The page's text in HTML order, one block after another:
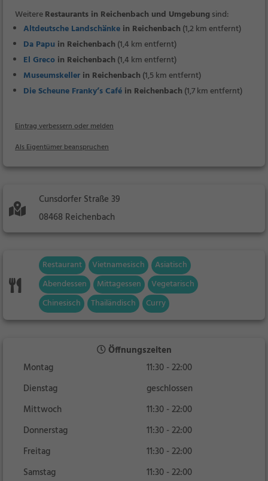
WeitereRestaurants in Reichenbach und Umgebungsind:
Altdeutsche Landschänke in Reichenbach (1,2 km entfernt)
Da Papu in Reichenbach (1,4 km entfernt)
El Greco in Reichenbach (1,4 km entfernt)
Museumskeller in Reichenbach (1,5 km entfernt)
Die Scheune Franky’s Café in Reichenbach (1,7 km entfernt)
Eintrag verbessern oder melden
Als Eigentümer beanspruchen
Cunsdorfer Straße 39
08468 Reichenbach
Restaurant Vietnamesisch
Asiatisch
Abendessen
Mittagessen
Vegetarisch
Chinesisch
Thailändisch Curry
Öffnungszeiten
Montag
11:30 - 22:00
Dienstag
geschlossen
Mittwoch
11:30 - 22:00
Donnerstag
11:30 - 22:00
Freitag
11:30 - 22:00
Samstag
11:30 - 22:00